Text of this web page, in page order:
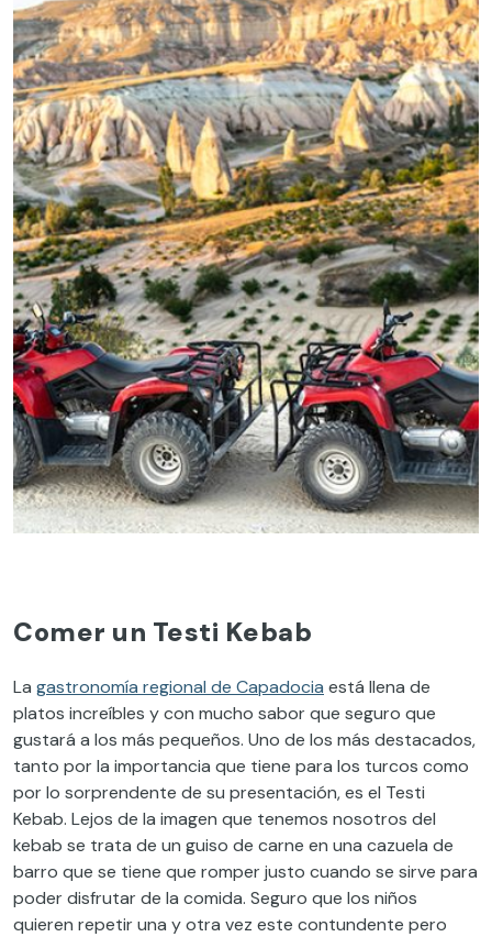
Comer un Testi Kebab
La gastronomía regional de Capadocia está llena de
platos increíbles y con mucho sabor que seguro que
gustará a los más pequeños. Uno de los más destacados,
tanto por la importancia que tiene para los turcos como
por lo sorprendente de su presentación, es el Testi
Kebab. Lejos de la imagen que tenemos nosotros del
kebab se trata de un guiso de carne en una cazuela de
barro que se tiene que romper justo cuando se sirve para
poder disfrutar de la comida. Seguro que los niños
quieren repetir una y otra vez este contundente pero